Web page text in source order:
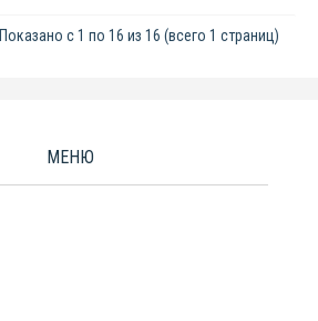
Показано с 1 по 16 из 16 (всего 1 страниц)
МЕНЮ